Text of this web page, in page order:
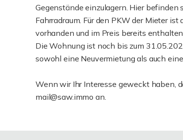
Gegenstände einzulagern. Hier
Fahrradraum. Für den PKW der Mieter
vorhanden und im Preis bereits
Die Wohnung ist noch bis zum
sowohl eine Neuvermietung als auch
Wenn wir Ihr Interesse geweckt haben,
mail@saw.immo an.